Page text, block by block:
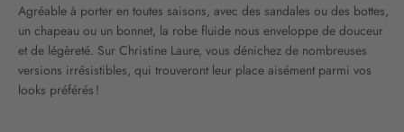
Agréable à porter en toutes saisons, avec des sandales ou des bottes,
un chapeau ou un bonnet, la robe fluide nous enveloppe de douceur
et de légèreté. Sur Christine Laure, vous dénichez de nombreuses
versions irrésistibles, qui trouveront leur place aisément parmi vos
looks préférés !